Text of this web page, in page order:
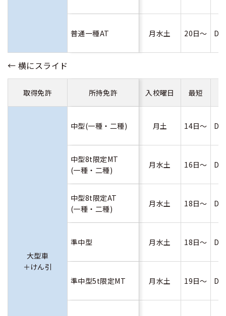
普通一種AT 月水土 20日～
取得免許 所持免許 入校曜日 最短
大型車
＋けん引
中型(一種・二種) 月土 14日～
中型8t限定MT
(一種・二種)
月水土 16日～
中型8t限定AT
(一種・二種)
月水土 18日～
準中型 月水土 18日～
準中型5t限定MT 月水土 19日～